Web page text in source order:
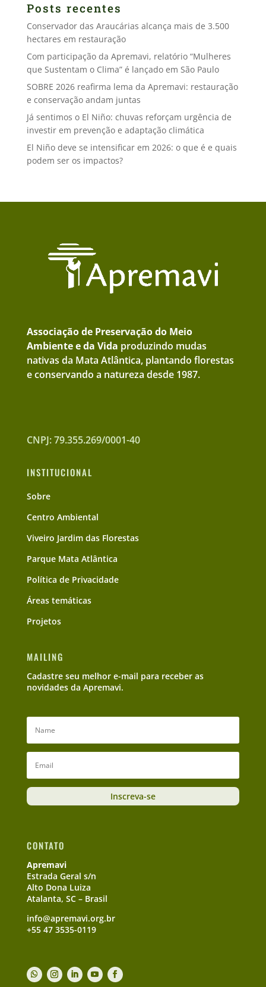
Posts recentes
Conservador das Araucárias alcança mais de 3.500
hectares em restauração
Com participação da Apremavi, relatório “Mulheres
que Sustentam o Clima” é lançado em São Paulo
SOBRE 2026 reafirma lema da Apremavi: restauração
e conservação andam juntas
Já sentimos o El Niño: chuvas reforçam urgência de
investir em prevenção e adaptação climática
El Niño deve se intensificar em 2026: o que é e quais
podem ser os impactos?
Associação de Preservação do Meio
Ambiente e da Vida produzindo mudas
nativas da Mata Atlântica, plantando florestas
e conservando a natureza desde 1987.
CNPJ: 79.355.269/0001-40
INSTITUCIONAL
Sobre
Centro Ambiental
Viveiro Jardim das Florestas
Parque Mata Atlântica
Política de Privacidade
Áreas temáticas
Projetos
MAILING
Cadastre seu melhor e-mail para receber as
novidades da Apremavi.
Inscreva-se
CONTATO
Apremavi
Estrada Geral s/n
Alto Dona Luiza
Atalanta, SC – Brasil
info@apremavi.org.br
+55 47 3535-0119